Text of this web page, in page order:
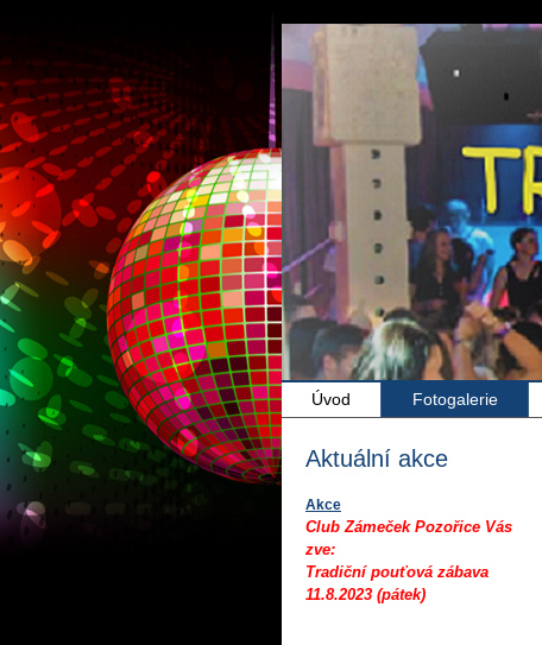
Úvod Fotogalerie
Aktuální akce
Akce
Club Zámeček Pozořice Vás
zve:
Tradiční pouťová zábava
11.8.2023 (pátek)